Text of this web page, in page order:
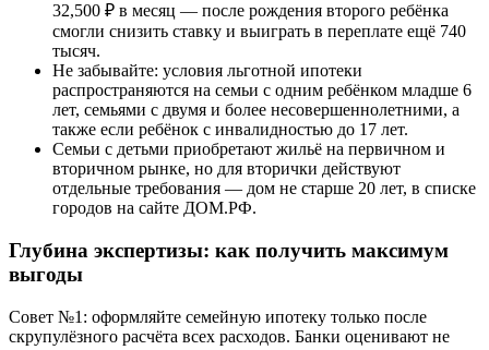
32,500 ₽ в месяц — после рождения второго ребёнка
смогли снизить ставку и выиграть в переплате ещё 740
тысяч.
Не забывайте: условия льготной ипотеки
распространяются на семьи с одним ребёнком младше 6
лет, семьями с двумя и более несовершеннолетними, а
также если ребёнок с инвалидностью до 17 лет.
Семьи с детьми приобретают жильё на первичном и
вторичном рынке, но для вторички действуют
отдельные требования — дом не старше 20 лет, в списке
городов на сайте ДОМ.РФ.
Глубина экспертизы: как получить максимум
выгоды
Совет №1: оформляйте семейную ипотеку только после
скрупулёзного расчёта всех расходов. Банки оценивают не